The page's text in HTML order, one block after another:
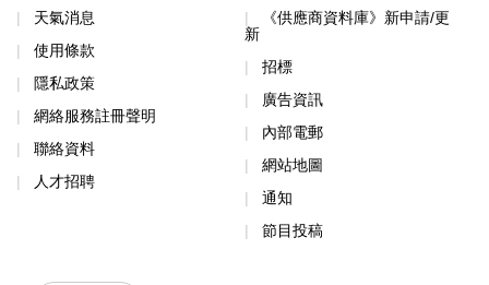
天氣消息
使用條款
隱私政策
網絡服務註冊聲明
聯絡資料
人才招聘
《供應商資料庫》新申請/更
新
招標
廣告資訊
內部電郵
網站地圖
通知
節目投稿